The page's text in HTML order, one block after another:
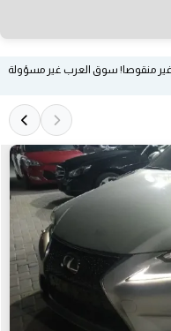
منقوصا! سوق العرب غير مسؤولة